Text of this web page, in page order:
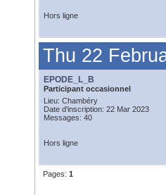
Hors ligne
Thu 22
EPODE_L_B
Participant occasionnel
Lieu: Chambéry
Date d'inscription: 22 Mar 2023
Messages: 40
Hors ligne
Pages: 1